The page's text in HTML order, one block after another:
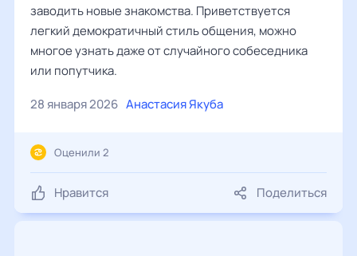
заводить новые знакомства. Приветствуется
легкий демократичный стиль общения, можно
многое узнать даже от случайного собеседника
или попутчика.
28 января 2026 Анастасия Якуба
Нравится Поделиться
Оценили 2